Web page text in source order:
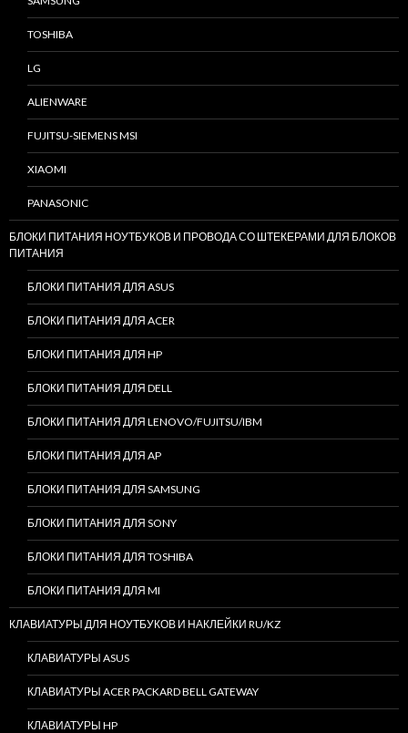
TOSHIBA
LG
ALIENWARE
FUJITSU-SIEMENS MSI
XIAOMI
PANASONIC
БЛОКИ ПИТАНИЯ НОУТБУКОВ И ПРОВОДА СО ШТЕКЕРАМИ ДЛЯ БЛОКОВ
ПИТАНИЯ
БЛОКИ ПИТАНИЯ ДЛЯ ASUS
БЛОКИ ПИТАНИЯ ДЛЯ ACER
БЛОКИ ПИТАНИЯ ДЛЯ HP
БЛОКИ ПИТАНИЯ ДЛЯ DELL
БЛОКИ ПИТАНИЯ ДЛЯ LENOVO/FUJITSU/IBM
БЛОКИ ПИТАНИЯ ДЛЯ AP
БЛОКИ ПИТАНИЯ ДЛЯ SAMSUNG
БЛОКИ ПИТАНИЯ ДЛЯ SONY
БЛОКИ ПИТАНИЯ ДЛЯ TOSHIBA
БЛОКИ ПИТАНИЯ ДЛЯ MI
КЛАВИАТУРЫ ДЛЯ НОУТБУКОВ И НАКЛЕЙКИ RU/KZ
КЛАВИАТУРЫ ASUS
КЛАВИАТУРЫ ACER PACKARD BELL GATEWAY
КЛАВИАТУРЫ HP